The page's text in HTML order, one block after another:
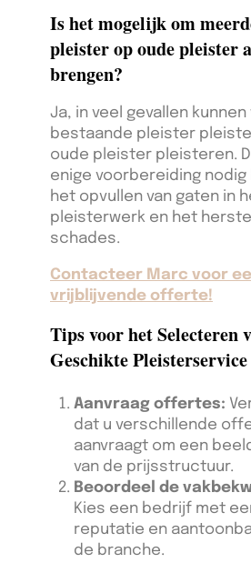
Is het mogelijk om
pleister op oude pleister
brengen?
Ja, in veel gevallen
bestaande pleister
oude pleister pleisteren.
enige voorbereiding nodig
het opvullen van gaten in
pleisterwerk en het
schades.
Contacteer Marc voor
vrijblijvende offerte!
Tips voor het Selecteren
Geschikte Pleisterservice
Aanvraag offertes:
dat u verschillende
aanvraagt om een
van de prijsstructuur.
Beoordeel de
Kies een bedrijf met
reputatie en
de branche.